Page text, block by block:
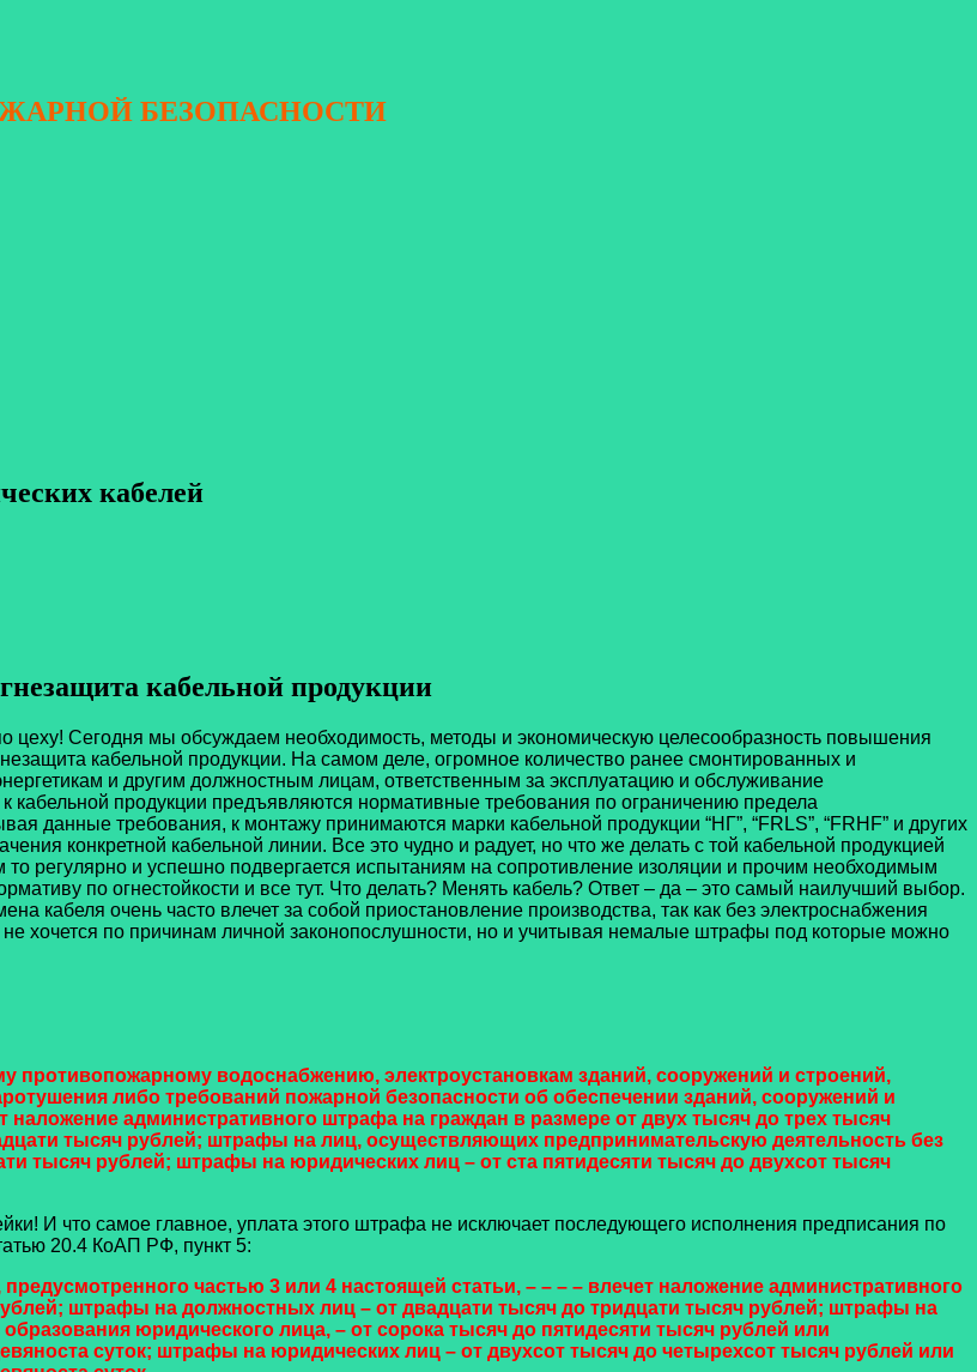
БЕЗОПАСНОСТИ
кабелей
кабельной продукции
Сегодня мы обсуждаем необходимость, методы и экономическую целесообразность повышения
кабельной продукции. На самом деле, огромное количество ранее смонтированных и
и другим должностным лицам, ответственным за эксплуатацию и обслуживание
продукции предъявляются нормативные требования по ограничению предела
данные требования, к монтажу принимаются марки кабельной продукции “НГ”, “FRLS”, “FRHF” и других
конкретной кабельной линии. Все это чудно и радует, но что же делать с той кабельной продукцией
то регулярно и успешно подвергается испытаниям на сопротивление изоляции и прочим необходимым
по огнестойкости и все тут. Что делать? Менять кабель? Ответ – да – это самый наилучший выбор.
кабеля очень часто влечет за собой приостановление производства, так как без электроснабжения
хочется по причинам личной законопослушности, но и учитывая немалые штрафы под которые можно
противопожарному водоснабжению, электроустановкам зданий, сооружений и строений,
либо требований пожарной безопасности об обеспечении зданий, сооружений и
административного штрафа на граждан в размере от двух тысяч до трех тысяч
тысяч рублей; штрафы на лиц, осуществляющих предпринимательскую деятельность без
тысяч рублей; штрафы на юридических лиц – от ста пятидесяти тысяч до двухсот тысяч
И что самое главное, уплата этого штрафа не исключает последующего исполнения предписания по
20.4 КоАП РФ, пункт 5:
частью 3 или 4 настоящей статьи, – – – – влечет наложение административного
штрафы на должностных лиц – от двадцати тысяч до тридцати тысяч рублей; штрафы на
юридического лица, – от сорока тысяч до пятидесяти тысяч рублей или
суток; штрафы на юридических лиц – от двухсот тысяч до четырехсот тысяч рублей или